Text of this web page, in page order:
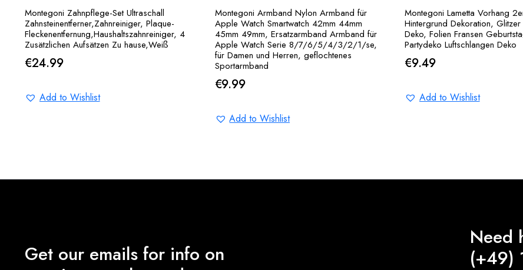
Pads
gegen
AntiFalten
Montegoni Zahnpflege-Set Ultraschall
Zahnsteinentferner,Zahnreiniger, Plaque-
Fleckenentfernung,Haushaltszahnreiniger, 4
Zusätzlichen Aufsätzen Zu hause,Weiß
€24.99
Add to Wishlist
Montegoni Armband Nylon Armband für
Apple Watch Smartwatch 42mm 44mm
45mm 49mm, Ersatzarmband Armband für
Apple Watch Serie 8/7/6/5/4/3/2/1/se,
für Damen und Herren, geflochtenes
Sportarmband
€9.99
Add to Wishlist
Montegoni Lametta Vorhang
Hintergrund Dekoration,
Deko, Folien Fransen
Partydeko Luftschlangen Deko
€9.49
Add to Wishlist
Get our emails for info on
Need
(+49)